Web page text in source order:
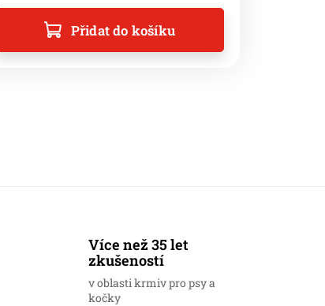
Přidat do košíku
Více než 35 let
zkušeností
v oblasti krmiv pro psy a
kočky